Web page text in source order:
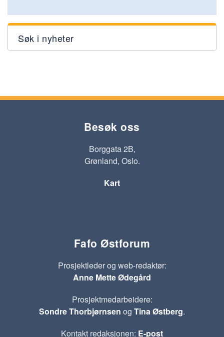
Søk i nyheter
Besøk oss
Borggata 2B,
Grønland, Oslo.
Kart
Fafo Østforum
Prosjektleder og web-redaktør:
Anne Mette Ødegård
Prosjektmedarbeidere:
Sondre Thorbjørnsen og Tina Østberg.
Kontakt redaksjonen: E-post